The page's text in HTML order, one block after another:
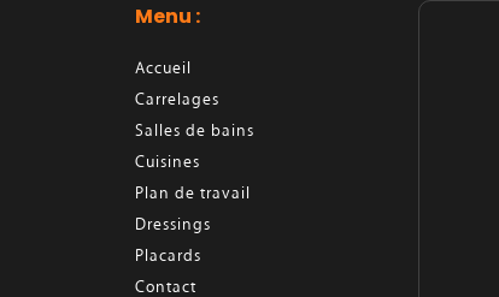
Menu :
Accueil
Carrelages
Salles de bains
Cuisines
Plan de travail
Dressings
Placards
Contact